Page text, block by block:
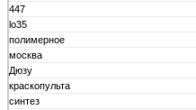
447
lo35
полимерное
москва
Дюзу
краскопульта
синтез